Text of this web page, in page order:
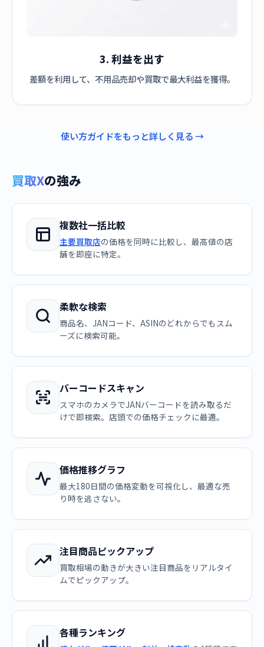
3. 利益を出す
差額を利用して、不用品売却や買取で最大利益を獲得。
使い方ガイドをもっと詳しく見る →
買取Xの強み
複数社一括比較
主要買取店の価格を同時に比較し、最高値の店
舗を即座に特定。
柔軟な検索
商品名、JANコード、ASINのどれからでもスム
ーズに検索可能。
バーコードスキャン
スマホのカメラでJANバーコードを読み取るだ
けで即検索。店頭での価格チェックに最適。
価格推移グラフ
最大180日間の価格変動を可視化し、最適な売
り時を逃さない。
注目商品ピックアップ
買取相場の動きが大きい注目商品をリアルタイ
ムでピックアップ。
各種ランキング